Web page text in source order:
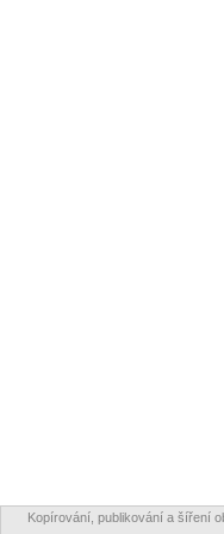
Kopírování, publikování a šíření